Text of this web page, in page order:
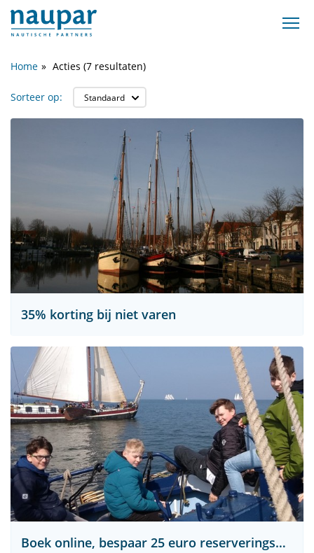
Home Acties (7 resultaten)
Sorteer op:
35% korting bij niet varen
Boek online, bespaar 25 euro reserveringskosten